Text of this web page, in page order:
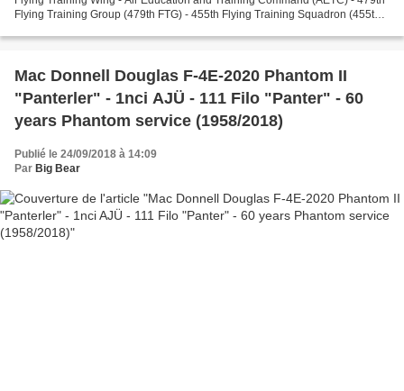
Flying Training Group (479th FTG) - 455th Flying Training Squadron (455th
Mac Donnell Douglas F-4E-2020 Phantom II
"Panterler" - 1nci AJÜ - 111 Filo "Panter" - 60
years Phantom service (1958/2018)
Publié le 24/09/2018 à 14:09
Par Big Bear